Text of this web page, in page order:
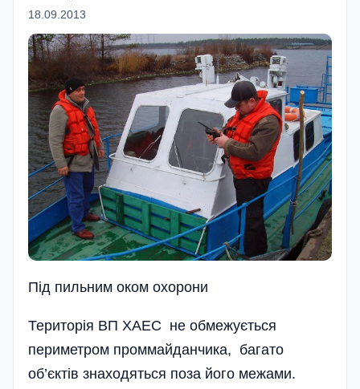
18.09.2013
Під пильним оком охорони
Територія ВП ХАЕС не обмежується
периметром проммайданчика, багато
об’єктів знаходяться поза його межами.